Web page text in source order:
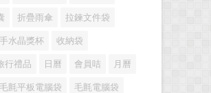
折疊雨傘 拉鍊文件袋
水晶獎杯 收納袋
行禮品 日曆 會員咭 月曆
毛氈平板電腦袋 毛氈電腦袋